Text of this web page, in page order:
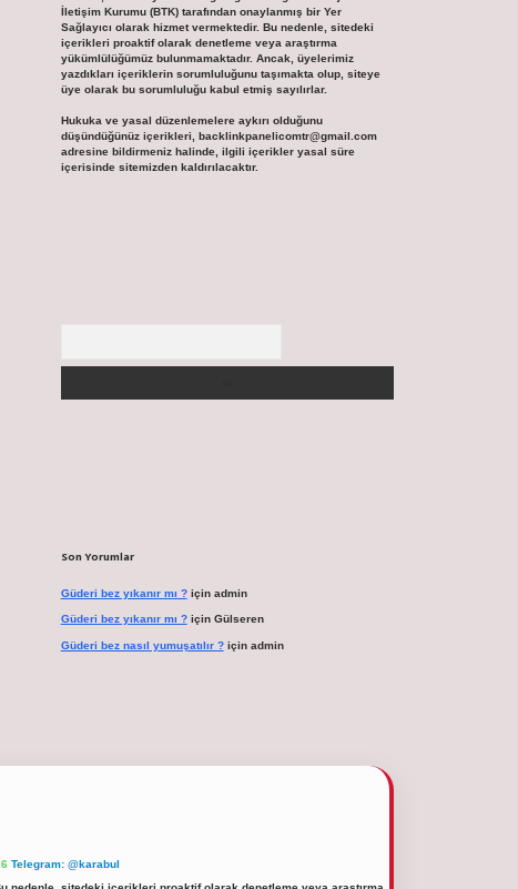
İletişim Kurumu (BTK) tarafından onaylanmış bir Yer
Sağlayıcı olarak hizmet vermektedir. Bu nedenle, sitedeki
içerikleri proaktif olarak denetleme veya araştırma
yükümlülüğümüz bulunmamaktadır. Ancak, üyelerimiz
yazdıkları içeriklerin sorumluluğunu taşımakta olup, siteye
üye olarak bu sorumluluğu kabul etmiş sayılırlar.
Hukuka ve yasal düzenlemelere aykırı olduğunu
düşündüğünüz içerikleri, backlinkpanelicomtr@gmail.com
adresine bildirmeniz halinde, ilgili içerikler yasal süre
içerisinde sitemizden kaldırılacaktır.
Son Yorumlar
Güderi bez yıkanır mı ?için admin
Güderi bez yıkanır mı ?için Gülseren
Güderi bez nasıl yumuşatılır ?için admin
Telegram: @karabul